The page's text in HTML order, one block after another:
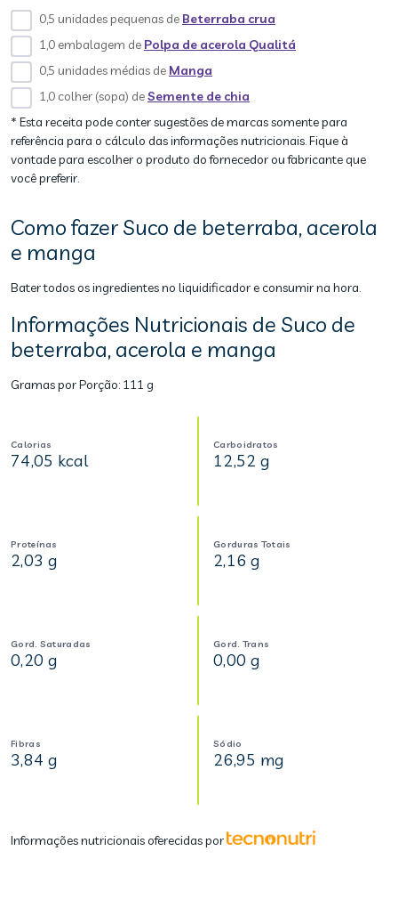
0,5 unidades pequenas de Beterraba crua
1,0 embalagem de Polpa de acerola Qualitá
0,5 unidades médias de Manga
1,0 colher (sopa) deSemente de chia
* Esta receita pode conter sugestões de marcas somente para
referência para o cálculo das informações nutricionais. Fique à
vontade para escolher o produto do fornecedor ou fabricante que
você preferir.
Como fazer Suco de beterraba, acerola
e manga
Bater todos os ingredientes no liquidificador e consumir na hora.
Informações Nutricionais de Suco de
beterraba, acerola e manga
Gramas por Porção: 111 g
Calorias
74,05 kcal
Carboidratos
12,52 g
Proteínas
2,03 g
Gorduras Totais
2,16 g
Gord. Saturadas
0,20 g
Gord. Trans
0,00 g
Fibras
3,84 g
Sódio
26,95 mg
Informações nutricionais oferecidas por